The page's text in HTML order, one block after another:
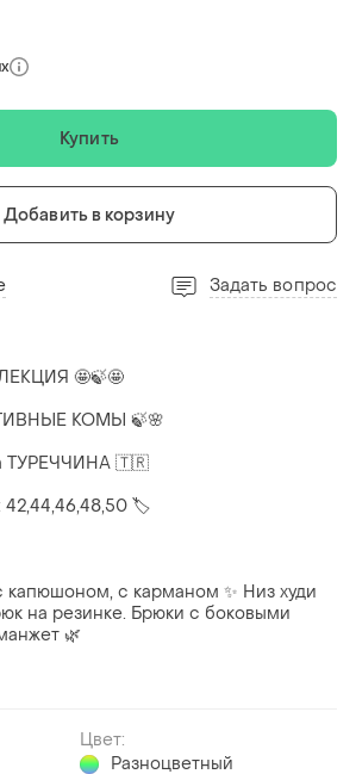
Купить
Добавить в корзину
Задать вопрос
🤩🍃🤩
КОМЫ 🍃🌸
ТУРЕЧЧИНА 🇹🇷
42,44,46,48,50 🏷️
капюшоном, с карманом ✨ Низ худи
на резинке. Брюки с боковыми
🌿
Цвет:
Разноцветный